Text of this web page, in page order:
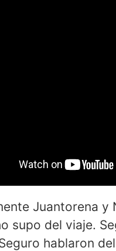
Juantorena y
supo del viaje.
hablaron